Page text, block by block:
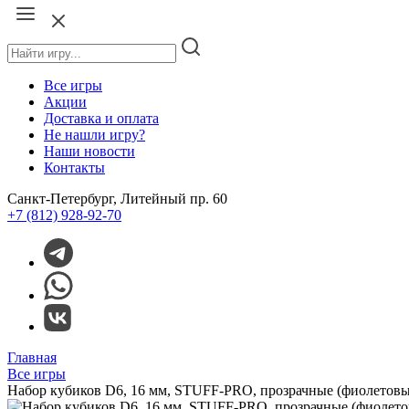
Все игры
Акции
Доставка и оплата
Не нашли игру?
Наши новости
Контакты
Санкт-Петербург, Литейный пр. 60
+7 (812) 928-92-70
Главная
Все игры
Набор кубиков D6, 16 мм, STUFF-PRO, прозрачные